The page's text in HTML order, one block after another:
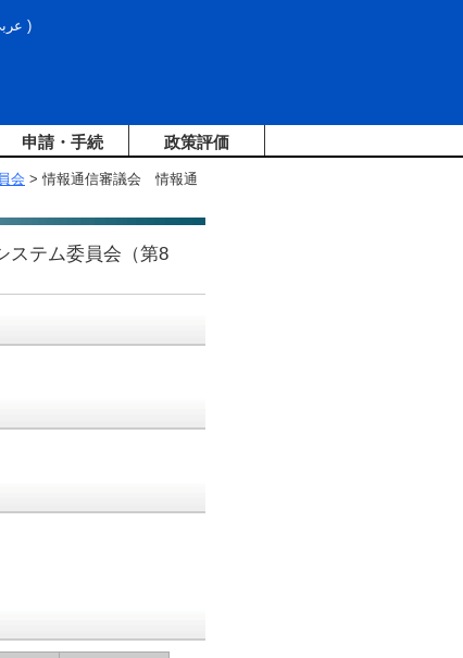
)
申請・手続 政策評価
会 > 情報通信審議会 情報通
テム委員会（第8